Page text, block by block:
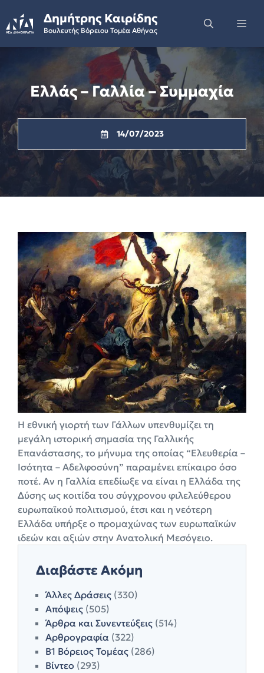
to
content
Δημήτρης Καιρίδης
Βουλευτής Βόρειου Τομέα Αθήνας
Ελλάς – Γαλλία – Συμμαχία
14/07/2023
Η εθνική γιορτή των Γάλλων υπενθυμίζει τη
μεγάλη ιστορική σημασία της Γαλλικής
Επανάστασης, το μήνυμα της οποίας “Ελευθερία –
Ισότητα – Αδελφοσύνη” παραμένει επίκαιρο όσο
ποτέ. Αν η Γαλλία επεδίωξε να είναι η Ελλάδα της
Δύσης ως κοιτίδα του σύγχρονου φιλελεύθερου
ευρωπαϊκού πολιτισμού, έτσι και η νεότερη
Ελλάδα υπήρξε ο προμαχώνας των ευρωπαϊκών
ιδεών και αξιών στην Ανατολική Μεσόγειο.
Διαβάστε Ακόμη
Άλλες Δράσεις (330)
Απόψεις (505)
Άρθρα και Συνεντεύξεις (514)
Αρθρογραφία (322)
Β1 Βόρειος Τομέας (286)
Βίντεο (293)